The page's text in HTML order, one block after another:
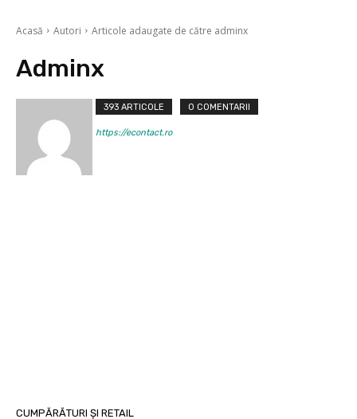
Acasă Autori Articole adaugate de către adminx
Adminx
393 ARTICOLE 0 COMENTARII
https://econtact.ro
CUMPĂRĂTURI ȘI RETAIL